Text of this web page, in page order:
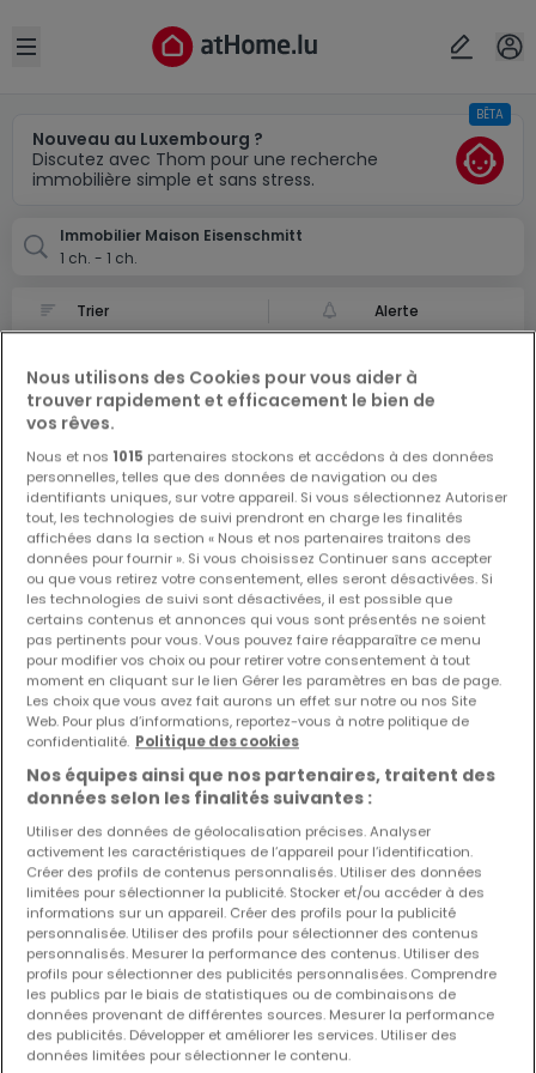
Open sidebar
Nouveau au Luxembourg ?
Discutez avec Thom pour une recherche
immobilière simple et sans stress.
BÊTA
Immobilier Maison Eisenschmitt
1 ch. - 1 ch.
Alerte
Maison à Eisenschmitt
0 Annonces de Maison à Eisenschmitt
Les nouvelles annonces et baisses de prix en
avant première !
Activez une alerte sur cette recherche pour recevoir les
nouveaux biens ainsi que les changements de prix dans
votre boite email !
Créez une alerte
Maisons par nombre de chambres
2 chambres
3 chambres
4 chambres
5 chambres
6 chambres
Localité(s)
Annuler OK
Nous utilisons des Cookies pour vous aider à
trouver rapidement et efficacement le bien de
vos rêves.
Nous et nos 1015 partenaires stockons et accédons à des données
personnelles, telles que des données de navigation ou des
identifiants uniques, sur votre appareil. Si vous sélectionnez Autoriser
tout, les technologies de suivi prendront en charge les finalités
affichées dans la section « Nous et nos partenaires traitons des
données pour fournir ». Si vous choisissez Continuer sans accepter
ou que vous retirez votre consentement, elles seront désactivées. Si
les technologies de suivi sont désactivées, il est possible que
certains contenus et annonces qui vous sont présentés ne soient
pas pertinents pour vous. Vous pouvez faire réapparaître ce menu
pour modifier vos choix ou pour retirer votre consentement à tout
moment en cliquant sur le lien Gérer les paramètres en bas de page.
Les choix que vous avez fait aurons un effet sur notre ou nos Site
Web. Pour plus d’informations, reportez-vous à notre politique de
confidentialité. Politique des cookies
Nos équipes ainsi que nos partenaires, traitent des
données selon les finalités suivantes :
Utiliser des données de géolocalisation précises. Analyser
activement les caractéristiques de l’appareil pour l’identification.
Créer des profils de contenus personnalisés. Utiliser des données
limitées pour sélectionner la publicité. Stocker et/ou accéder à des
informations sur un appareil. Créer des profils pour la publicité
personnalisée. Utiliser des profils pour sélectionner des contenus
personnalisés. Mesurer la performance des contenus. Utiliser des
profils pour sélectionner des publicités personnalisées. Comprendre
les publics par le biais de statistiques ou de combinaisons de
données provenant de différentes sources. Mesurer la performance
des publicités. Développer et améliorer les services. Utiliser des
données limitées pour sélectionner le contenu.